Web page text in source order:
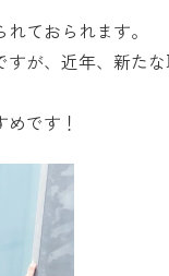
ておられます。
が、近年、新た
です！